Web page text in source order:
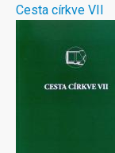
Cesta církve VII